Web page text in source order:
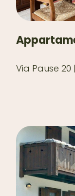
Via Pause